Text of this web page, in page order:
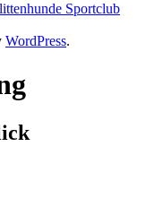
Sportclub
WordPress.